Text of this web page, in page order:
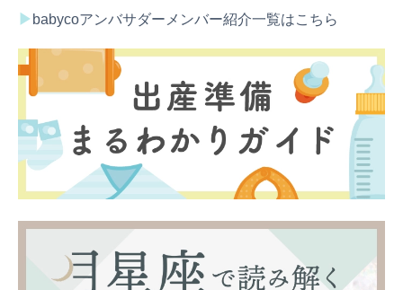
▶︎ babycoアンバサダーメンバー紹介一覧はこちら